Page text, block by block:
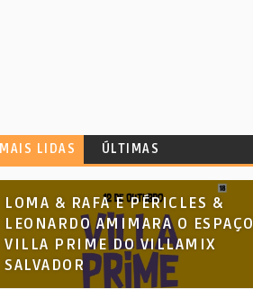
MAIS LIDAS ÚLTIMAS
LOMA & RAFA E PÉRICLES &
LEONARDO AMIMARA O ESPAÇO
VILLA PRIME DO VILLAMIX
SALVADOR